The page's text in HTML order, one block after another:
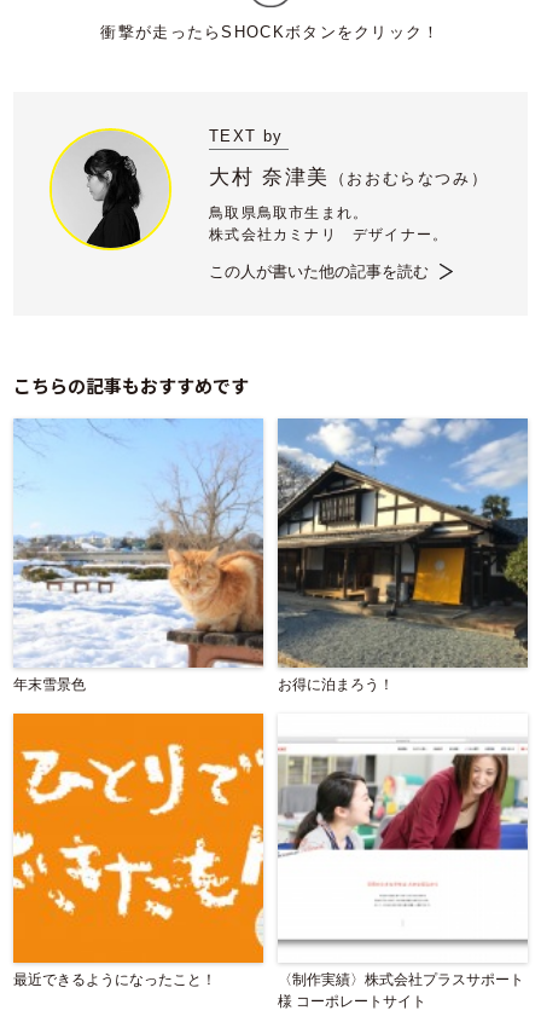
TEXT by
大村 奈津美 （ おおむらなつみ）
鳥取県鳥取市生まれ。
株式会社カミナリ デザイナー。
この人が書いた他の記事を読む
こちらの記事もおすすめです
年末雪景色 お得に泊まろう！
最近できるようになったこと！
〈制作実績〉株式会社プラスサポート
様 コーポレートサイト